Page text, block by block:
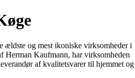
ældste og mest ikoniske virksomheder i
Herman Kaufmann, har virksomheden
af kvalitetsvarer til hjemmet og